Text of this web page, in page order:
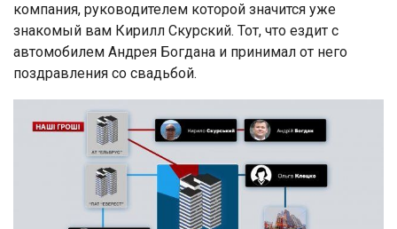
компания, руководителем которой значится уже
знакомый вам Кирилл Скурский. Тот, что ездит с
автомобилем Андрея Богдана и принимал от него
поздравления со свадьбой.